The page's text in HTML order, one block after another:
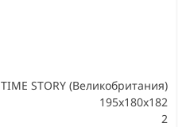
TIME STORY (Великобритания)
195х180х182
2